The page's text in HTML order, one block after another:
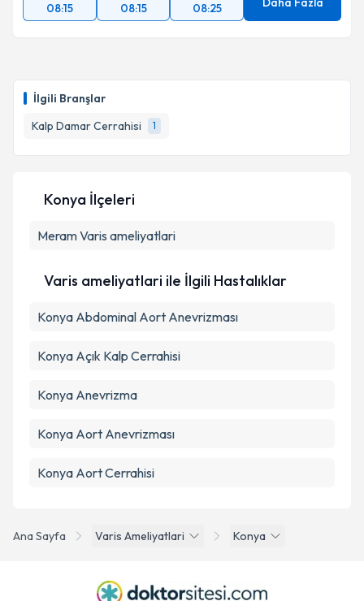
İlgili Branşlar
Kalp Damar Cerrahisi
1
08:15 08:15 08:25
Ana Sayfa Varis Ameliyatlari Konya
Konya İlçeleri
MeramVaris ameliyatlari
Varis ameliyatlari ile İlgili Hastalıklar
Konya Abdominal Aort Anevrizması
Konya Açık Kalp Cerrahisi
Konya Anevrizma
Konya Aort Anevrizması
Konya Aort Cerrahisi